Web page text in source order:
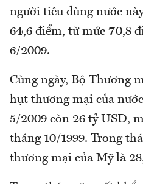
người tiêu dùng nước
64,6 điểm, từ mức 70,8
6/2009.
Cùng ngày, Bộ Thương
hụt thương mại của
5/2009 còn 26 tỷ USD,
tháng 10/1999. Trong
thương mại của Mỹ là